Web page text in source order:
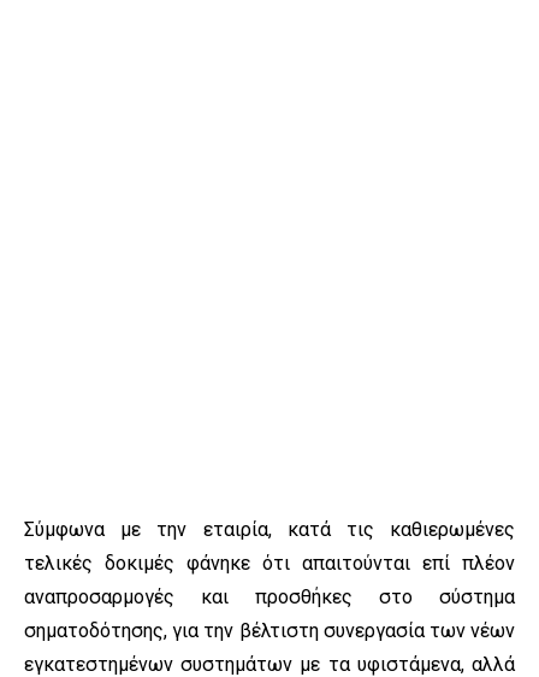
Σύμφωνα με την εταιρία, κατά τις καθιερωμένες
τελικές δοκιμές φάνηκε ότι απαιτούνται επί πλέον
αναπροσαρμογές και προσθήκες στο σύστημα
σηματοδότησης, για την βέλτιστη συνεργασία των νέων
εγκατεστημένων συστημάτων με τα υφιστάμενα, αλλά